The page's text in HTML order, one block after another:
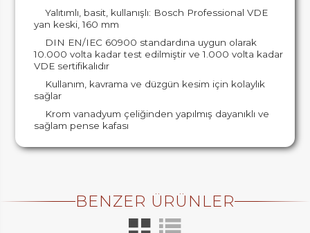
Yalıtımlı, basit, kullanışlı: Bosch Professional VDE
yan keski, 160 mm
DIN EN/IEC 60900 standardına uygun olarak
10.000 volta kadar test edilmiştir ve 1.000 volta kadar
VDE sertifikalıdır
Kullanım, kavrama ve düzgün kesim için kolaylık
sağlar
Krom vanadyum çeliğinden yapılmış dayanıklı ve
sağlam pense kafası
BENZER ÜRÜNLER